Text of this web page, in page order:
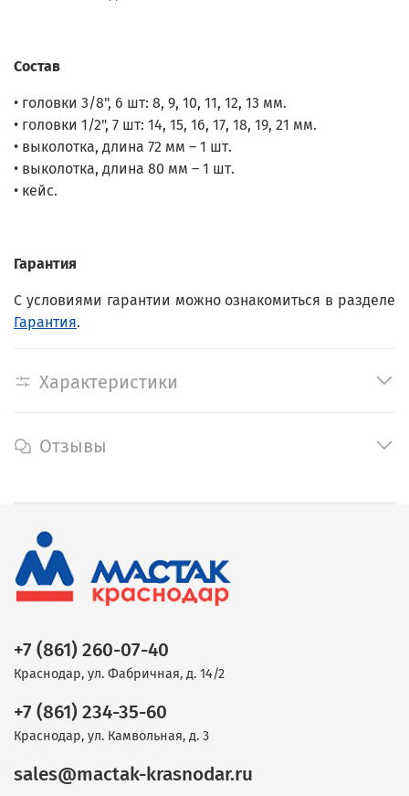
Состав
• головки 3/8", 6 шт: 8, 9, 10, 11, 12, 13 мм.
• головки 1/2", 7 шт: 14, 15, 16, 17, 18, 19, 21 мм.
• выколотка, длина 72 мм – 1 шт.
• выколотка, длина 80 мм – 1 шт.
• кейс.
Гарантия
С условиями гарантии можно ознакомиться в разделе
Гарантия.
Характеристики
Отзывы
+7 (861) 260-07-40
Краснодар, ул. Фабричная, д. 14/2
+7 (861) 234-35-60
Краснодар, ул. Камвольная, д. 3
sales@mactak-krasnodar.ru